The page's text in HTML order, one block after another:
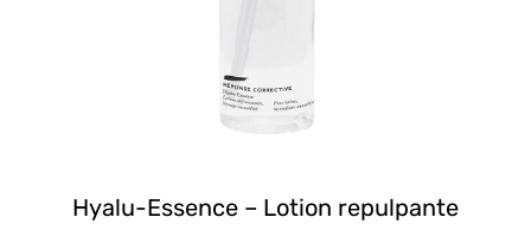
Hyalu-Essence – Lotion repulpante